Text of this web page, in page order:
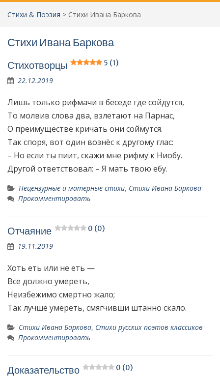
о
Стихи & Поэзия > Стихи Ивана Баркова
Стихи Ивана Баркова
Стихотворцы 5 (1)
22.12.2019
Лишь только рифмачи в беседе где сойдутся,
То молвив слова два, взлетают на Парнас,
О преимуществе кричать они соймутся.
Так споря, вот один вознёс к другому глас:
– Но если ты пиит, скажи мне рифму к Ниобу.
Другой ответствовал: – Я мать твою ебу.
Нецензурные и матерные стихи, Стихи Ивана Баркова
Прокомментировать
Отчаяние 0 (0)
19.11.2019
Хоть еть или не еть —
Все должно умереть,
Неизбежимо смертно жало;
Так лучше умереть, смягчивши штанно скало.
Стихи Ивана Баркова, Стихи русских поэтов классиков
Прокомментировать
Доказательство 0 (0)